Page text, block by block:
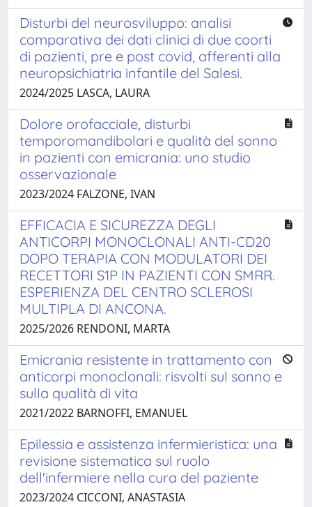
Disturbi del neurosviluppo: analisi
comparativa dei dati clinici di due coorti
di pazienti, pre e post covid, afferenti alla
neuropsichiatria infantile del Salesi.
2024/2025 LASCA, LAURA
Dolore orofacciale, disturbi
temporomandibolari e qualità del sonno
in pazienti con emicrania: uno studio
osservazionale
2023/2024 FALZONE, IVAN
EFFICACIA E SICUREZZA DEGLI
ANTICORPI MONOCLONALI ANTI-CD20
DOPO TERAPIA CON MODULATORI DEI
RECETTORI S1P IN PAZIENTI CON SMRR.
ESPERIENZA DEL CENTRO SCLEROSI
MULTIPLA DI ANCONA.
2025/2026 RENDONI, MARTA
Emicrania resistente in trattamento con
anticorpi monoclonali: risvolti sul sonno e
sulla qualità di vita
2021/2022 BARNOFFI, EMANUEL
Epilessia e assistenza infermieristica: una
revisione sistematica sul ruolo
dell'infermiere nella cura del paziente
2023/2024 CICCONI, ANASTASIA